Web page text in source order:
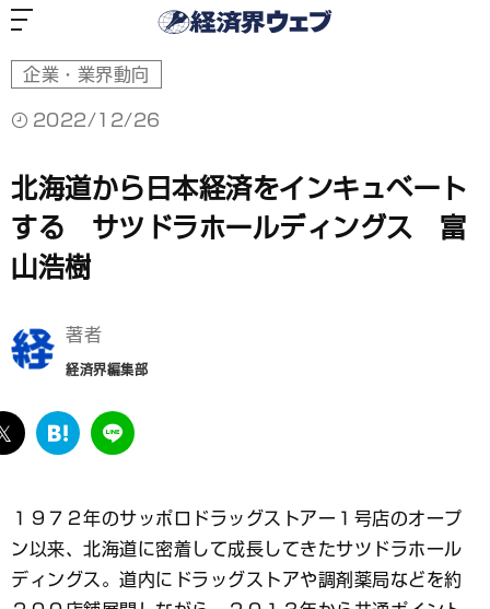
企業・業界動向
2022/12/26
北海道から日本経済をインキュベート
する サツドラホールディングス 富
山浩樹
著者
経済界編集部
twitter
は
ブ
ッ
ク
マ
ー
LINE
１９７２年のサッポロドラッグストアー１号店のオープ
ン以来、北海道に密着して成長してきたサツドラホール
ディングス。道内にドラッグストアや調剤薬局などを約